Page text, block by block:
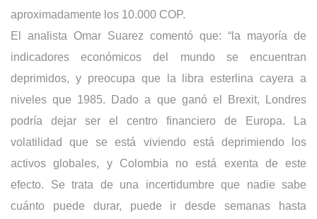
aproximadamente los 10.000 COP.
El analista Omar Suarez comentó que: “la mayoría de
indicadores económicos del mundo se encuentran
deprimidos, y preocupa que la libra esterlina cayera a
niveles que 1985. Dado a que ganó el Brexit, Londres
podría dejar ser el centro financiero de Europa. La
volatilidad que se está viviendo está deprimiendo los
activos globales, y Colombia no está exenta de este
efecto. Se trata de una incertidumbre que nadie sabe
cuánto puede durar, puede ir desde semanas hasta